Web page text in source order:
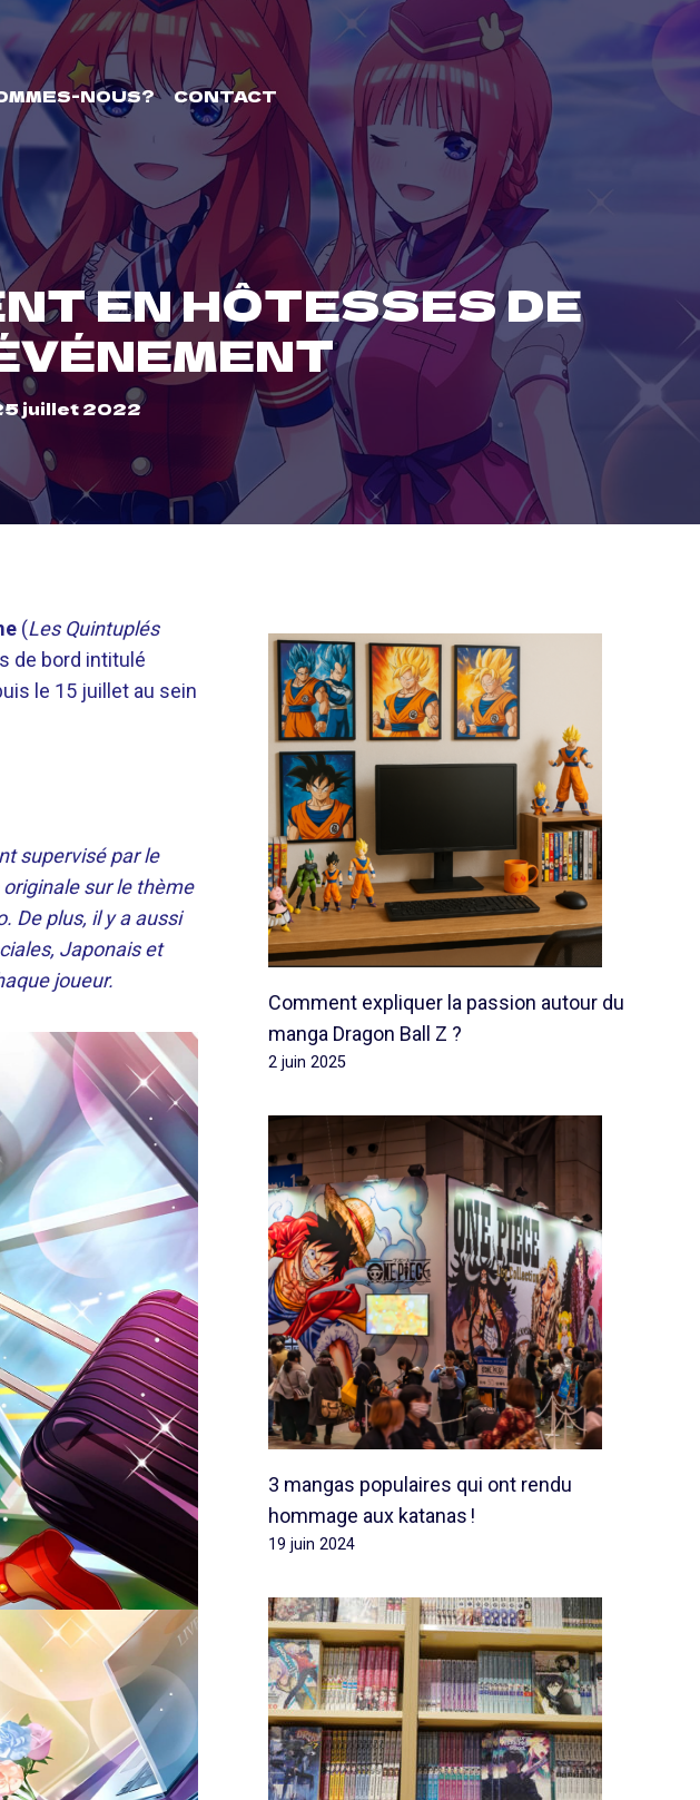
NOUS? CONTACT
EN HÔTESSES DE
juillet 2022
(Les Quintuplés
de bord intitulé
le 15 juillet au sein
supervisé par le
sur le thème
De plus, il y a aussi
Japonais et
joueur.
Comment expliquer la passion autour du
manga Dragon Ball Z ?
2 juin 2025
3 mangas populaires qui ont rendu
hommage aux katanas !
19 juin 2024